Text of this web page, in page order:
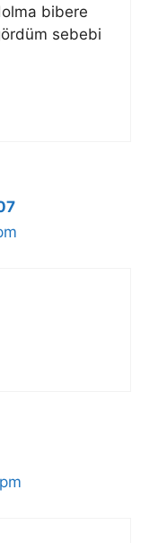
bibere
sebebi